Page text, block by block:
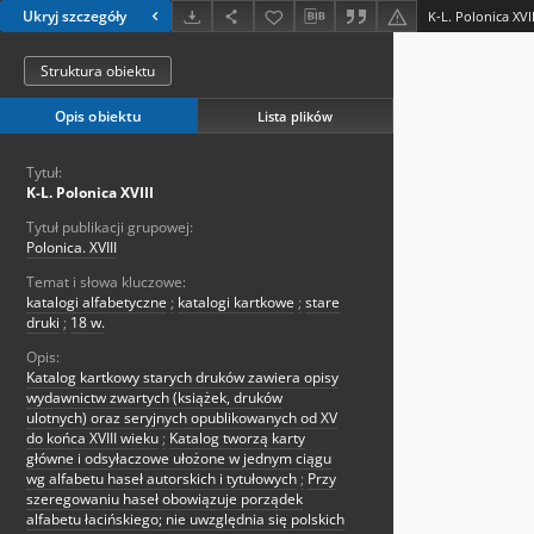
Ukryj szczegóły K-L. Polonica
Struktura obiektu
Opis obiektu Lista plików
Tytuł:
K-L. Polonica XVIII
Tytuł publikacji grupowej:
Polonica. XVIII
Temat i słowa kluczowe:
katalogi alfabetyczne ; katalogi kartkowe ; stare
druki ; 18 w.
Opis:
Katalog kartkowy starych druków zawiera opisy
wydawnictw zwartych (książek, druków
ulotnych) oraz seryjnych opublikowanych od XV
do końca XVIII wieku ; Katalog tworzą karty
główne i odsyłaczowe ułożone w jednym ciągu
wg alfabetu haseł autorskich i tytułowych ; Przy
szeregowaniu haseł obowiązuje porządek
alfabetu łacińskiego; nie uwzględnia się polskich